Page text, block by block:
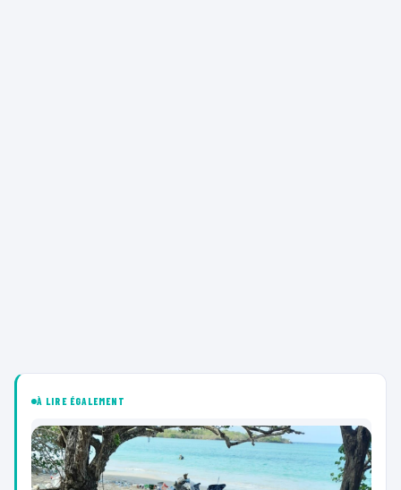
À LIRE ÉGALEMENT